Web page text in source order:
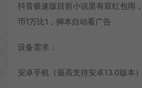
抖音极速版目前小说里有双红包雨
币1万比1，脚本自动看广告
设备需求：
安卓手机（最高支持安卓13.0版本）